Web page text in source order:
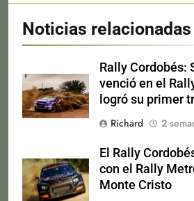
Noticias relacionadas
Rally Cordobés:
venció en el
logró su primer
Richard
2
El Rally
con el Rally
Monte Cristo